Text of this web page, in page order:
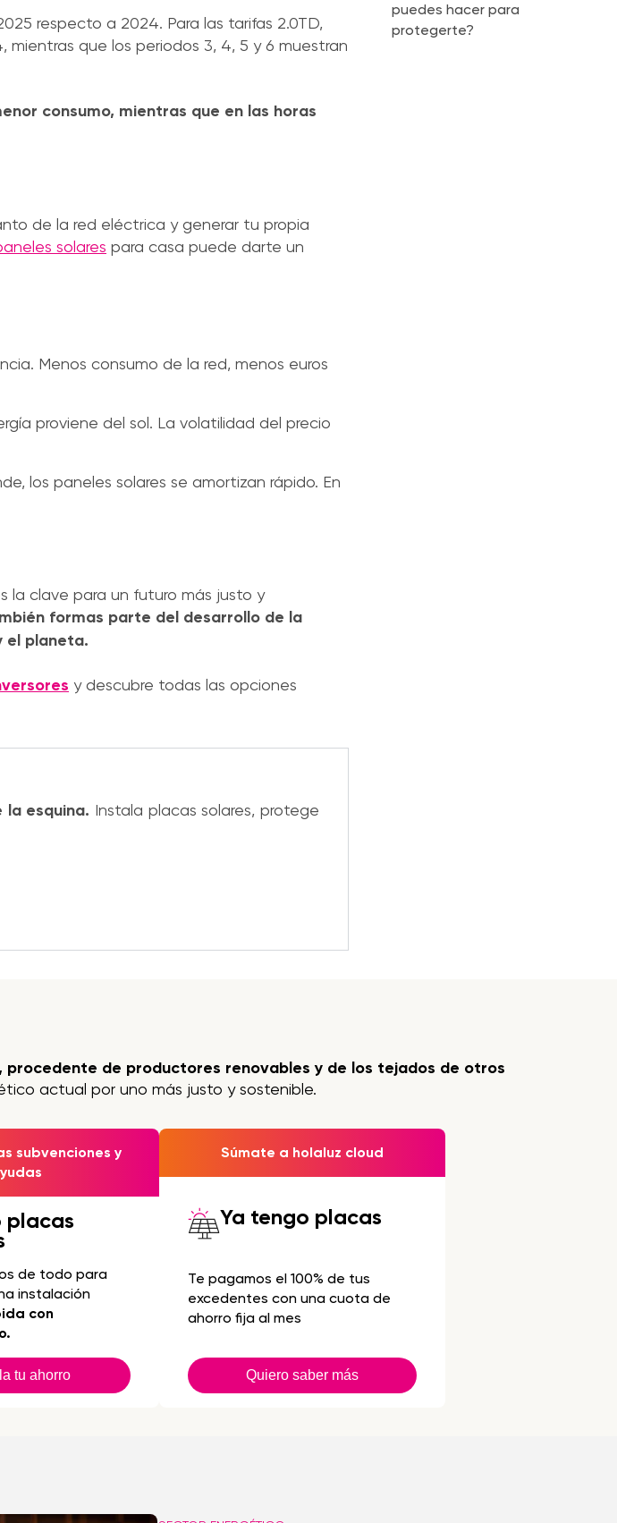
respecto a 2024. Para las tarifas 2.0TD,
que los periodos 3, 4, 5 y 6 muestran
consumo, mientras que en las horas
de la red eléctrica y generar tu propia
solares para casa puede darte un
Menos consumo de la red, menos euros
proviene del sol. La volatilidad del precio
los paneles solares se amortizan rápido. En
la clave para un futuro más justo y
formas parte del desarrollo de la
el planeta.
y descubre todas las opciones
la esquina. Instala placas solares, protege
puedes hacer para
protegerte?
procedente de productores renovables y de los tejados de otros
actual por uno más justo y sostenible.
subvenciones y
placas
de todo para
instalación
con
tu ahorro
Súmate a holaluz cloud
Ya tengo placas
Te pagamos el 100% de tus
excedentes con una cuota de
ahorro fija al mes
Quiero saber más